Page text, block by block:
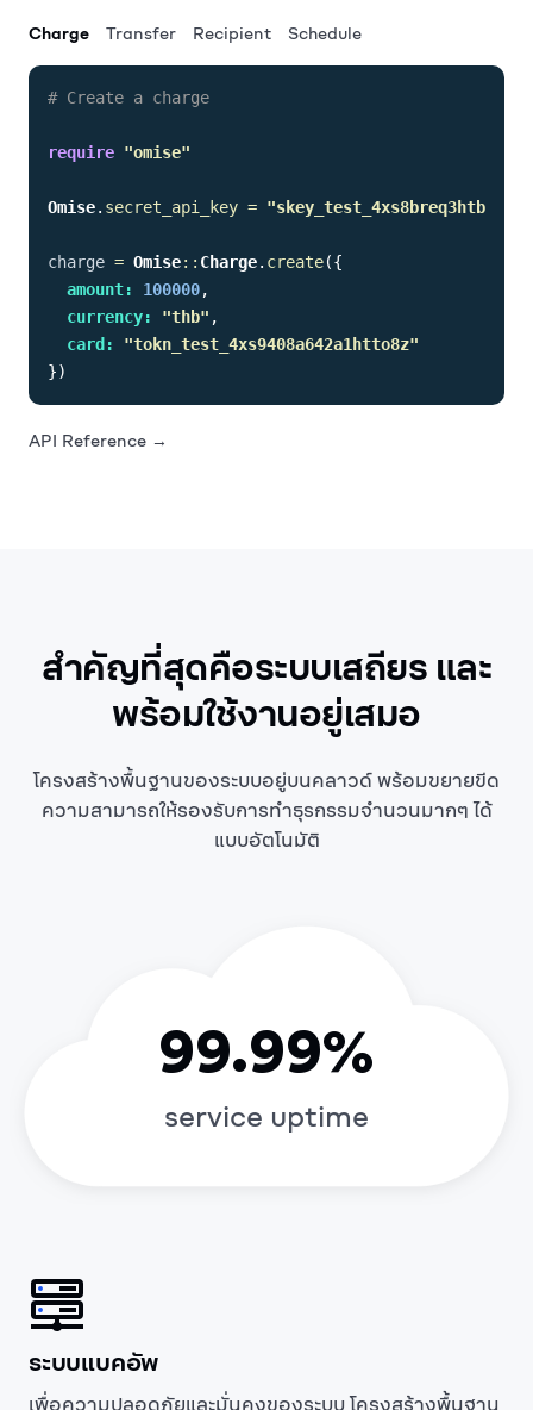
Charge Transfer Recipient Schedule
# Create a charge
require "omise"
Omise. secret_api_key =
charge = Omise:: Charge. create({
amount: 100000,
currency: "thb" ,
card: "tokn_test_4xs9408a642a1htto8z"
})
API Reference →
สำคัญที่สุดคือระบบเสถียร และ
พร้อมใช้งานอยู่เสมอ
โครงสร้างพื้นฐานของระบบอยู่บนคลาวด์ พร้อมขยายขีด
ความสามารถให้รองรับการทำธุรกรรมจำนวนมากๆ ได้
แบบอัตโนมัติ
99.99%
service uptime
ระบบแบคอัพ
เพื่อความปลอดภัยและมั่นคงของระบบ โครงสร้างพื้นฐาน